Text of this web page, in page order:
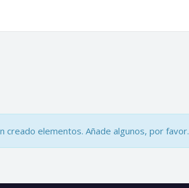
elementos. Añade algunos, por favor.